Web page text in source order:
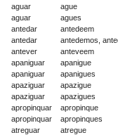
aguar
ague
aguar
agues
antedar
antedeem
antedar
antedemos,
antever
anteveem
apaniguar
apanigue
apaniguar
apanigues
apaziguar
apazigue
apaziguar
apazigues
apropinquar
apropinque
apropinquar
apropinques
atreguar
atregue